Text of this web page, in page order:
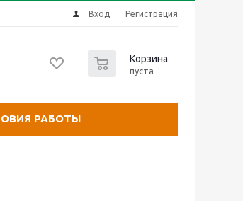
Вход Регистрация
Корзина
пуста
РАБОТЫ